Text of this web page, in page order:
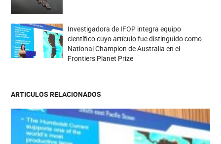
Investigadora de IFOP integra equipo
científico cuyo artículo fue distinguido como
National Champion de Australia en el
Frontiers Planet Prize
ARTICULOS RELACIONADOS